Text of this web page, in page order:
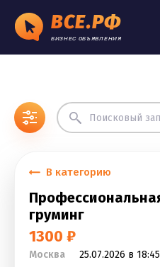
ВСЕ.РФ
БИЗНЕС ОБЪЯВЛЕНИЯ
В категорию
груминг
1300 ₽
Москва
25.07.2026 в 18:45